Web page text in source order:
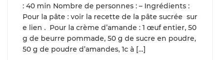
: 40 min Nombre de personnes : – Ingrédients :
Pour la pâte : voir la recette de la pâte sucrée sur
e lien . Pour la crème d’amande : 1 œuf entier, 50
g de beurre pommade, 50 g de sucre en poudre,
50 g de poudre d’amandes, 1c à […]